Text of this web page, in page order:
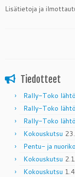
Lisätietoja ja
Tiedotteet
Rally-Toko
Rally-Toko
Rally-Toko
Kokouskutsu
Pentu- ja
Kokouskutsu
Kokouskutsu